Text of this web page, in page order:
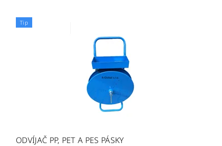
Tip
ODVÍJAČ PP, PET A PES PÁSKY